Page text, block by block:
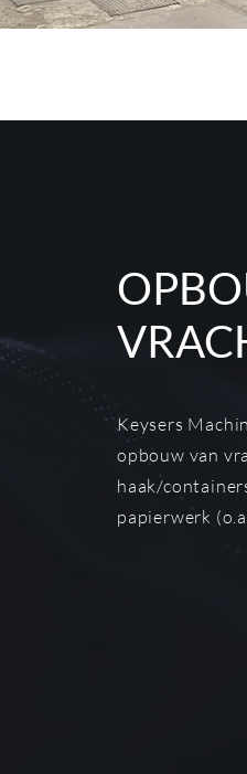
Keysers
opbouw van
haak/
papierwerk